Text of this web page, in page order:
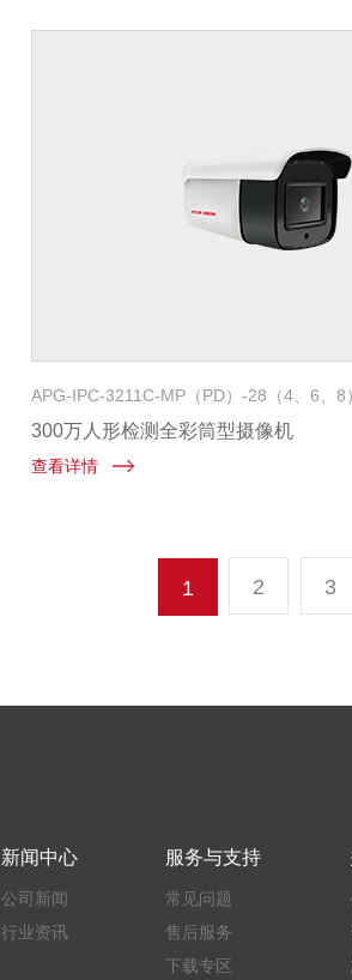
APG-IPC-3211C-MP（PD）-28（4、6、8
300万人形检测全彩筒型摄像机
查看详情
1 2 3
新闻中心
公司新闻
行业资讯
服务与支持
常见问题
售后服务
下载专区